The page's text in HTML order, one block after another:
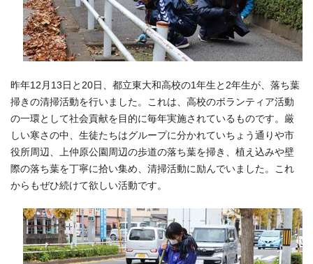
昨年12月13日と20日、都立東大和高校の1年生と2年生が、落ち葉
掃きの清掃活動を行いました。これは、高校のボランティア活動
の一環として社会貢献を目的に毎年実施されているものです。厳
しい寒さの中、生徒たちはグループに分かれていちょう通りや市
役所周辺、上仲原公園周辺の歩道の落ち葉を掃き、植え込みや壁
際の落ち葉を丁寧に拾い集め、清掃活動に励んでいました。これ
からもぜひ続けて欲しい活動です。